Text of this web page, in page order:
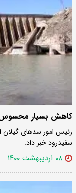
کاهش بسیار محسوس
رئیس امور سدهای
سفیدرود خبر داد.
۰۸ اردیبهشت ۱۴۰۰